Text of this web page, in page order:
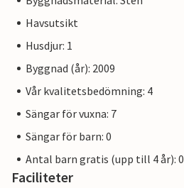
Havsutsikt
Husdjur: 1
Byggnad (år): 2009
Vår kvalitetsbedömning: 4
Sängar för vuxna: 7
Sängar för barn: 0
Antal barn gratis (upp till 4 år): 0
Faciliteter